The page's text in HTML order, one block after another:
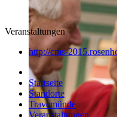
Veranstaltungen
http://cms-
Startseite
Standorte
Travemünde
Veranstaltungen